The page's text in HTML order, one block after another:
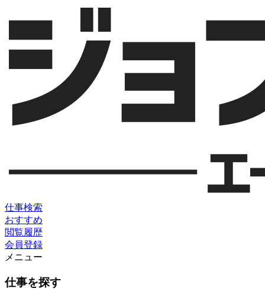
仕事検索
おすすめ
閲覧履歴
会員登録
メニュー
仕事を探す